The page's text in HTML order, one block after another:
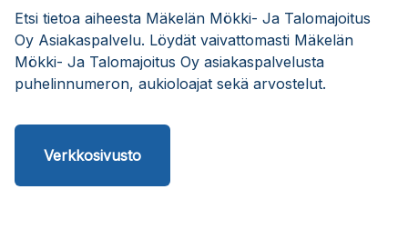
Etsi tietoa aiheesta Mäkelän Mökki- Ja Talomajoitus
Oy Asiakaspalvelu. Löydät vaivattomasti Mäkelän
Mökki- Ja Talomajoitus Oy asiakaspalvelusta
puhelinnumeron, aukioloajat sekä arvostelut.
Verkkosivusto